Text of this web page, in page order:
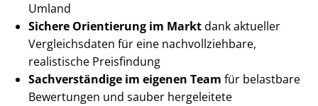
Umland
Sichere Orientierung im Marktdank aktueller
Vergleichsdaten für eine nach­voll­zieh­ba­re,
realistische Preisfindung
Sachverständige im eigenen Team für belastbare
Bewertungen und sauber hergeleitete